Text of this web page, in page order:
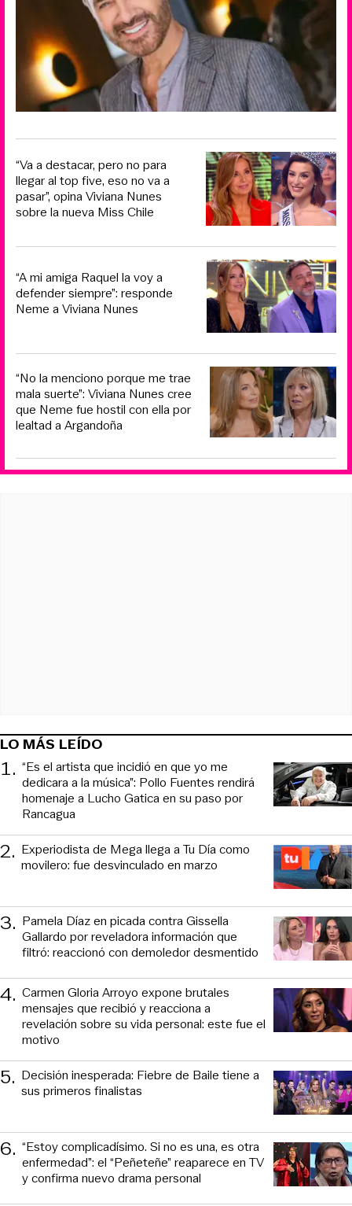
“Va a destacar, pero no para
llegar al top five, eso no va a
pasar”, opina Viviana Nunes
sobre la nueva Miss Chile
“A mi amiga Raquel la voy a
defender siempre”: responde
Neme a Viviana Nunes
“No la menciono porque me trae
mala suerte”: Viviana Nunes cree
que Neme fue hostil con ella por
lealtad a Argandoña
LO MÁS LEÍDO
1. “Es el artista que incidió en que yo me
dedicara a la música”: Pollo Fuentes rendirá
homenaje a Lucho Gatica en su paso por
Rancagua
2. Experiodista de Mega llega a Tu Día como
movilero: fue desvinculado en marzo
3. Pamela Díaz en picada contra Gissella
Gallardo por reveladora información que
filtró: reaccionó con demoledor desmentido
4. Carmen Gloria Arroyo expone brutales
mensajes que recibió y reacciona a
revelación sobre su vida personal: este fue el
motivo
5. Decisión inesperada: Fiebre de Baile tiene a
sus primeros finalistas
6. “Estoy complicadísimo. Si no es una, es otra
enfermedad”: el “Peñeteñe” reaparece en TV
y confirma nuevo drama personal